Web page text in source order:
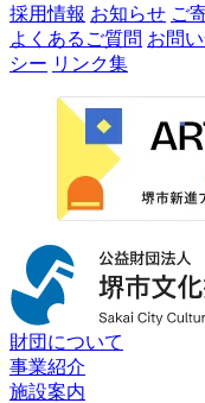
採用情報 お知らせ ご
よくあるご質問 お問
シー リンク集
財団について
事業紹介
施設案内